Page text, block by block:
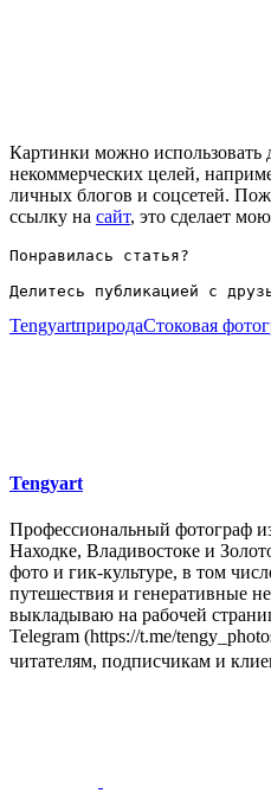
Картинки можно использовать
некоммерческих целей,
личных блогов и соцсетей.
ссылку на сайт, это сделает
Понравилась статья?
Делитесь публикацией с
TengyartприродаСтоковая
Tengyart
Профессиональный фотограф
Находке, Владивостоке и
фото и гик-культуре, в том
путешествия и генеративные
выкладываю на рабочей
Telegram (https://t.me/
читателям, подписчикам и